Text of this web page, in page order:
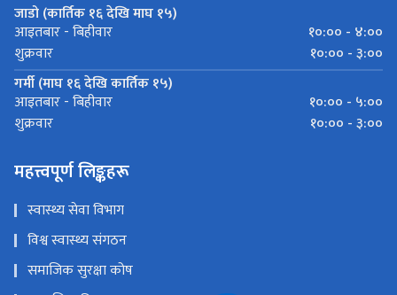
जाडो (कार्तिक १६ देखि माघ १५)
आइतबार - बिहीवार
१०:०० - ४:००
शुक्रवार
१०:०० - ३:००
गर्मी (माघ १६ देखि कार्तिक १५)
आइतबार - बिहीवार
१०:०० - ५:००
शुक्रवार
१०:०० - ३:००
महत्त्वपूर्ण लिङ्कहरू
स्वास्थ्य सेवा विभाग
विश्व स्वास्थ्य संगठन
समाजिक सुरक्षा कोष